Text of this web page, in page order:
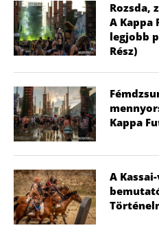
Rozsda,
A Kappa
legjobb
Rész)
Kappa
A